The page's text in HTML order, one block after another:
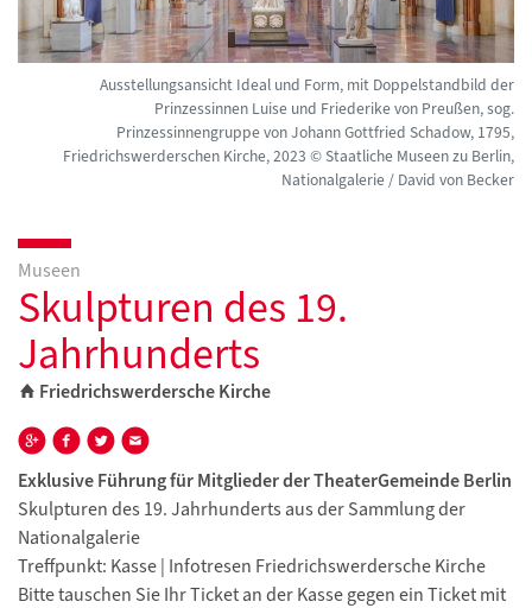
Ausstellungsansicht Ideal und Form, mit Doppelstandbild der
Prinzessinnen Luise und Friederike von Preußen, sog.
Prinzessinnengruppe von Johann Gottfried Schadow, 1795,
Friedrichswerderschen Kirche, 2023 © Staatliche Museen zu Berlin,
Nationalgalerie / David von Becker
Museen
Skulpturen des 19.
Jahrhunderts
Friedrichswerdersche Kirche
Exklusive Führung für Mitglieder der TheaterGemeinde Berlin
Skulpturen des 19. Jahrhunderts aus der Sammlung der
Nationalgalerie
Treffpunkt: Kasse | Infotresen Friedrichswerdersche Kirche
Bitte tauschen Sie Ihr Ticket an der Kasse gegen ein Ticket mit